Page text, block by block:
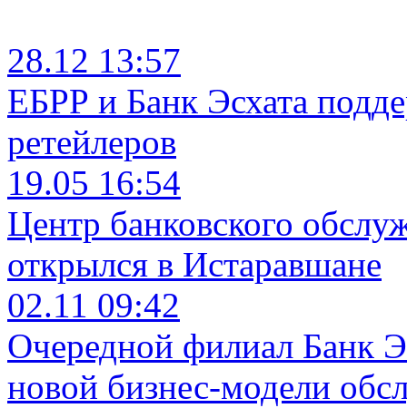
28.12 13:57
ЕБРР и Банк Эсхата
ретейлеров
19.05 16:54
Центр банковского
открылся в Истаравшане
02.11 09:42
Очередной филиал Банк
новой бизнес-модели